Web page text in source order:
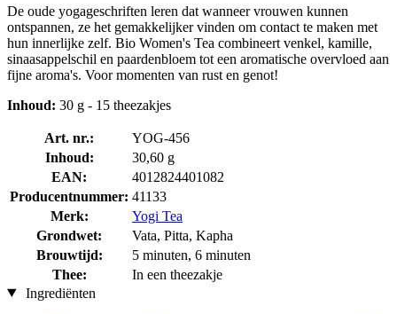
De oude yogageschriften leren dat wanneer vrouwen kunnen
ontspannen, ze het gemakkelijker vinden om contact te maken met
hun innerlijke zelf. Bio Women's Tea combineert venkel, kamille,
sinaasappelschil en paardenbloem tot een aromatische overvloed aan
fijne aroma's. Voor momenten van rust en genot!
Inhoud: 30 g - 15 theezakjes
Art. nr.:
YOG-456
Inhoud:
30,60 g
EAN:
4012824401082
Producentnummer: 41133
Merk:
Yogi Tea
Grondwet:
Vata, Pitta, Kapha
Brouwtijd:
5 minuten, 6 minuten
Thee:
In een theezakje
Ingrediënten